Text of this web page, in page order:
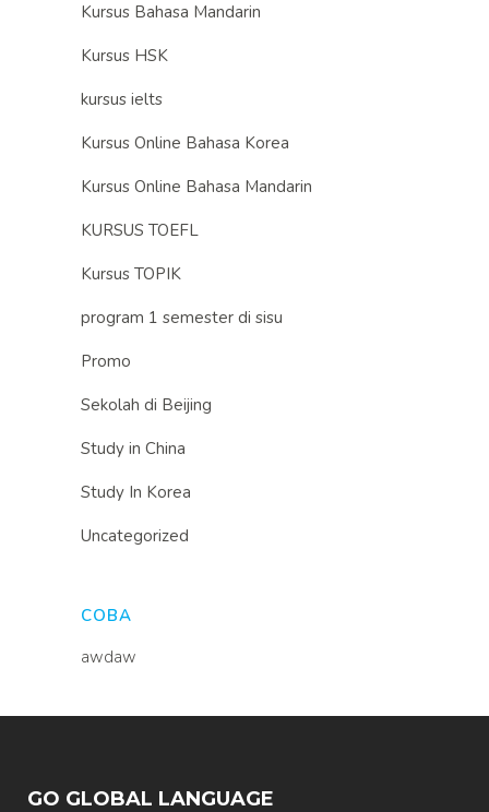
Kursus Bahasa Mandarin
Kursus HSK
kursus ielts
Kursus Online Bahasa Korea
Kursus Online Bahasa Mandarin
KURSUS TOEFL
Kursus TOPIK
program 1 semester di sisu
Promo
Sekolah di Beijing
Study in China
Study In Korea
Uncategorized
COBA
awdaw
GO GLOBAL LANGUAGE